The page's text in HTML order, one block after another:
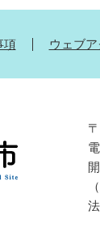
項 ウェブ